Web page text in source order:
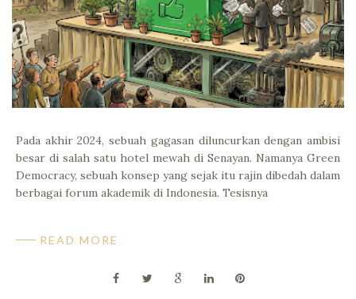
Pada akhir 2024, sebuah gagasan diluncurkan dengan ambisi
besar di salah satu hotel mewah di Senayan. Namanya Green
Democracy, sebuah konsep yang sejak itu rajin dibedah dalam
berbagai forum akademik di Indonesia. Tesisnya
READ MORE